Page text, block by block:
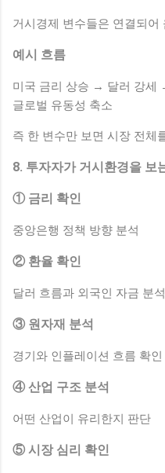
거시경제 변수들은 연결되어
예시 흐름
미국 금리 상승 → 달러 강
글로벌 유동성 축소
즉 한 변수만 보면 시장 전체
8. 투자자가 거시환경을 보
① 금리 확인
중앙은행 정책 방향 분석
② 환율 확인
달러 흐름과 외국인 자금 분석
③ 원자재 분석
경기와 인플레이션 흐름 확인
④ 산업 구조 분석
어떤 산업이 유리한지 판단
⑤ 시장 심리 확인